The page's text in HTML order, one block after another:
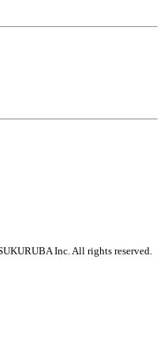
Inc. All rights reserved.